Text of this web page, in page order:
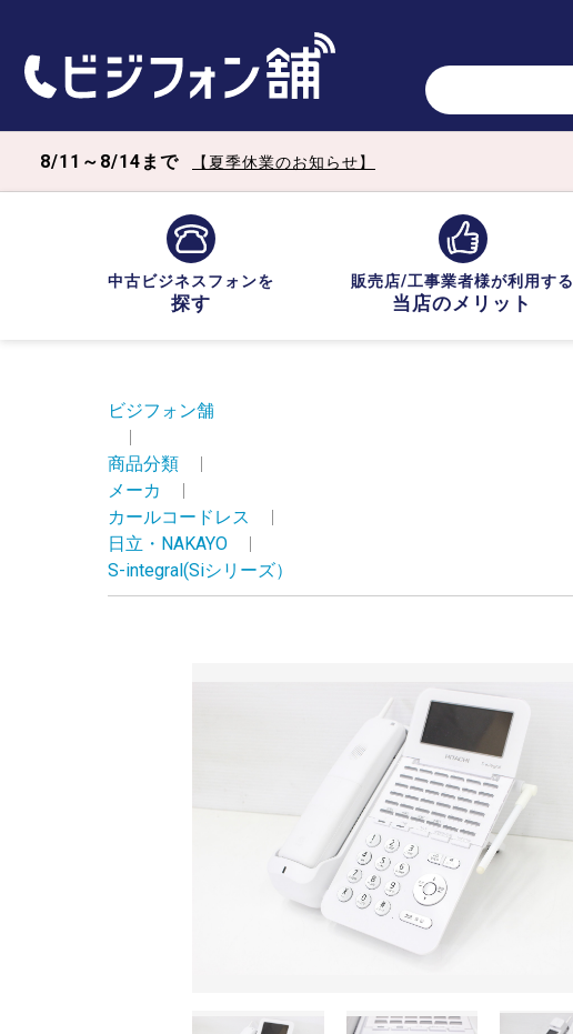
8/11～8/14まで 【夏季休業のお知らせ】
中古ビジネスフォンを
探す
販売店/工事業者様が利用する
当店のメリット
ビジフォン舗
|
商品分類
|
メーカ
|
カールコードレス
|
日立・NAKAYO
|
S-integral(Siシリーズ）